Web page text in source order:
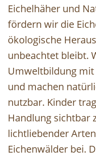
Eichelhäher und
fördern wir die
ökologische
unbeachtet bleibt.
Umweltbildung
und machen
nutzbar. Kinder
Handlung sichtbar
lichtliebender
Eichenwälder bei.